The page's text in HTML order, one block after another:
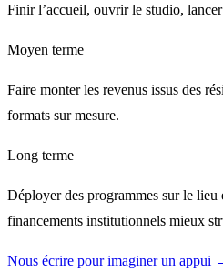
Finir l’accueil, ouvrir le studio,
Moyen terme
Faire monter les revenus issus des
formats sur mesure.
Long terme
Déployer des programmes sur le lieu
financements institutionnels mieux
Nous écrire pour imaginer un appui